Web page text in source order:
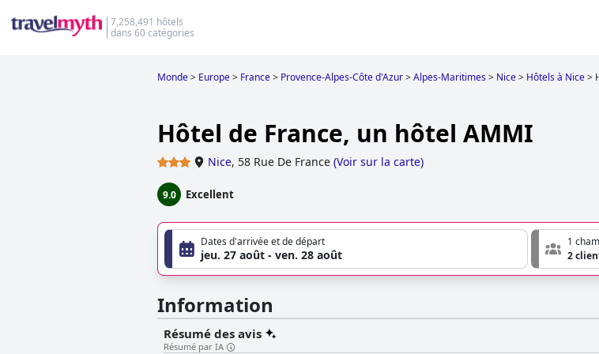
7,258,491 hôtels
dans 60 catégories
Monde> Europe> France> Provence-Alpes-Côte d'Azur>Alpes-Maritimes> Nice> Hôtels à Nice>
Hôtel de France, un hôtel AMMI
Nice, 58 Rue De France (Voir sur la carte)
9.0 Excellent
Dates d'arrivée et de départ
jeu. 27 août - ven. 28 août
1
2
Information
Résumé des avis
Résumé par IA